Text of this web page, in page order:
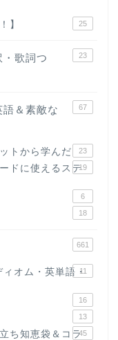
】 25
歌詞つ
23
＆素敵な
67
トから学んだ 23
ドに使えるステ19
6
18
661
オム・英単語・
11
16
13
ち知恵袋＆コラ45